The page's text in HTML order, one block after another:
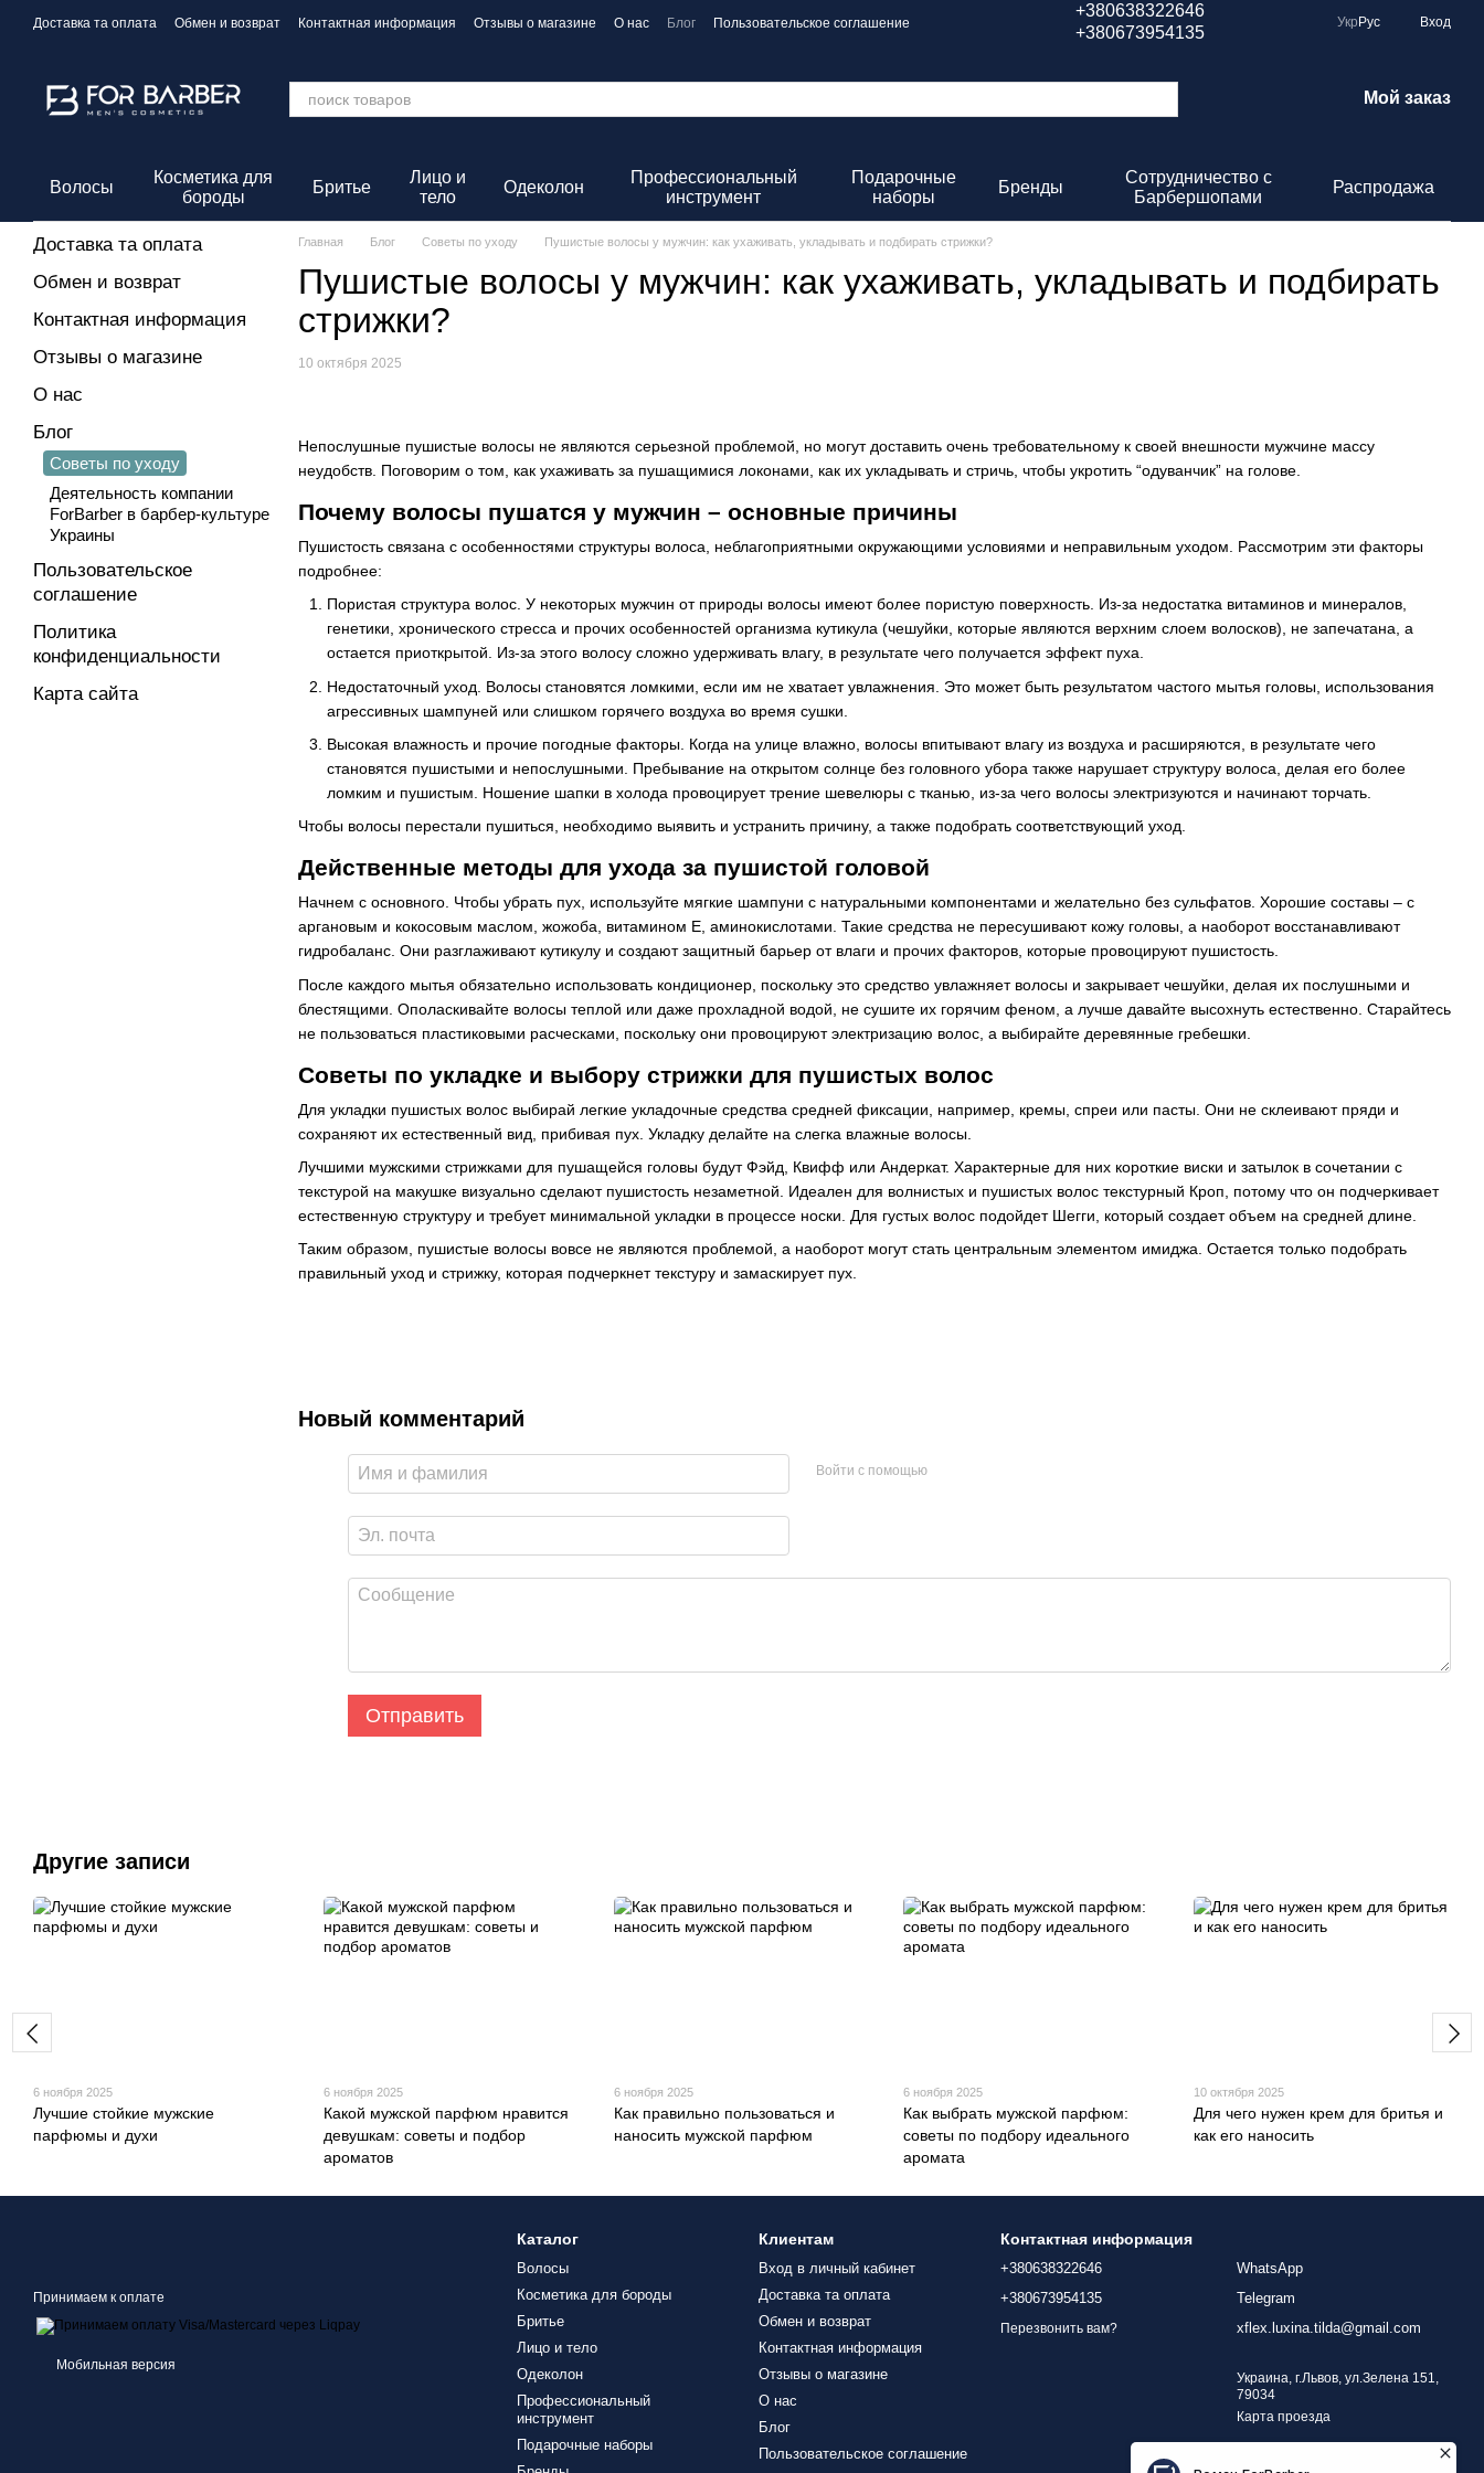
Перейти к основному контенту
Доставка та оплата Обмен и возврат Контактная информация Отзывы о магазине О нас Блог
Пользовательское соглашение
+380638322646
+380673954135
Укр Рус Вход
Мой заказ
Волосы
Косметика для
бороды
Бритье
Лицо и
тело
Одеколон
Профессиональный
инструмент
Подарочные
наборы
Бренды
Сотрудничество с
Барбершопами
Распродажа
Главная Блог Советы по уходу Пушистые волосы у мужчин: как ухаживать, укладывать и подбирать стрижки?
Пушистые волосы у мужчин: как ухаживать, укладывать и подбирать
стрижки?
10 октября 2025
Непослушные пушистые волосы не являются серьезной проблемой, но могут доставить очень требовательному к своей внешности мужчине массу
неудобств. Поговорим о том, как ухаживать за пушащимися локонами, как их укладывать и стричь, чтобы укротить “одуванчик” на голове.
Почему волосы пушатся у мужчин – основные причины
Пушистость связана с особенностями структуры волоса, неблагоприятными окружающими условиями и неправильным уходом. Рассмотрим эти факторы
подробнее:
Пористая структура волос. У некоторых мужчин от природы волосы имеют более пористую поверхность. Из-за недостатка витаминов и минералов,
генетики, хронического стресса и прочих особенностей организма кутикула (чешуйки, которые являются верхним слоем волосков), не запечатана, а
остается приоткрытой. Из-за этого волосу сложно удерживать влагу, в результате чего получается эффект пуха.
Недостаточный уход. Волосы становятся ломкими, если им не хватает увлажнения. Это может быть результатом частого мытья головы, использования
агрессивных шампуней или слишком горячего воздуха во время сушки.
Высокая влажность и прочие погодные факторы. Когда на улице влажно, волосы впитывают влагу из воздуха и расширяются, в результате чего
становятся пушистыми и непослушными. Пребывание на открытом солнце без головного убора также нарушает структуру волоса, делая его более
ломким и пушистым. Ношение шапки в холода провоцирует трение шевелюры с тканью, из-за чего волосы электризуются и начинают торчать.
Чтобы волосы перестали пушиться, необходимо выявить и устранить причину, а также подобрать соответствующий уход.
Действенные методы для ухода за пушистой головой
Начнем с основного. Чтобы убрать пух, используйте мягкие шампуни с натуральными компонентами и желательно без сульфатов. Хорошие составы – с
аргановым и кокосовым маслом, жожоба, витамином Е, аминокислотами. Такие средства не пересушивают кожу головы, а наоборот восстанавливают
гидробаланс. Они разглаживают кутикулу и создают защитный барьер от влаги и прочих факторов, которые провоцируют пушистость.
После каждого мытья обязательно использовать кондиционер, поскольку это средство увлажняет волосы и закрывает чешуйки, делая их послушными и
блестящими. Ополаскивайте волосы теплой или даже прохладной водой, не сушите их горячим феном, а лучше давайте высохнуть естественно. Старайтесь
не пользоваться пластиковыми расческами, поскольку они провоцируют электризацию волос, а выбирайте деревянные гребешки.
Советы по укладке и выбору стрижки для пушистых волос
Для укладки пушистых волос выбирай легкие укладочные средства средней фиксации, например, кремы, спреи или пасты. Они не склеивают пряди и
сохраняют их естественный вид, прибивая пух. Укладку делайте на слегка влажные волосы.
Лучшими мужскими стрижками для пушащейся головы будут Фэйд, Квифф или Андеркат. Характерные для них короткие виски и затылок в сочетании с
текстурой на макушке визуально сделают пушистость незаметной. Идеален для волнистых и пушистых волос текстурный Кроп, потому что он подчеркивает
естественную структуру и требует минимальной укладки в процессе носки. Для густых волос подойдет Шегги, который создает объем на средней длине.
Таким образом, пушистые волосы вовсе не являются проблемой, а наоборот могут стать центральным элементом имиджа. Остается только подобрать
правильный уход и стрижку, которая подчеркнет текстуру и замаскирует пух.
Новый комментарий
Войти с помощью
Отправить
Доставка та оплата
Обмен и возврат
Контактная информация
Отзывы о магазине
О нас
Блог
Советы по уходу
Деятельность компании
ForBarber в барбер-культуре
Украины
Пользовательское
соглашение
Политика
конфиденциальности
Карта сайта
Другие записи
6 ноября 2025
Лучшие стойкие мужские
парфюмы и духи
6 ноября 2025
Какой мужской парфюм нравится
девушкам: советы и подбор
ароматов
6 ноября 2025
Как правильно пользоваться и
наносить мужской парфюм
6 ноября 2025
Как выбрать мужской парфюм:
советы по подбору идеального
аромата
10 октября 2025
Для чего нужен крем для бритья и
как его наносить
Принимаем к оплате
Мобильная версия
Каталог
Волосы
Косметика для бороды
Бритье
Лицо и тело
Одеколон
Профессиональный
инструмент
Подарочные наборы
Клиентам
Вход в личный кабинет
Доставка та оплата
Обмен и возврат
Контактная информация
Отзывы о магазине
О нас
Блог
Пользовательское соглашение
Контактная информация
+380638322646
+380673954135
Перезвонить вам?
WhatsApp
Telegram
xflex.luxina.tilda@gmail.com
Украина, г.Львов, ул.Зелена 151,
79034
Карта проезда